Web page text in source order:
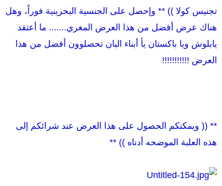
تجنيس كولا )) ** وإحصل على الجنسية البحرينية فوراً، وهل
هناك عرض أفضل من هذا العرض المغري....... ما أعتقد
يابلوش ويا باكستان يأ أبناء البان تحصلوون أفضل من هذا
العرض !!!!!!!!!!!
** (( ويمكنكم الحصول على هذا العرض عند شرائكم إلى
هذه العلبة الموضحه أدناه )) **